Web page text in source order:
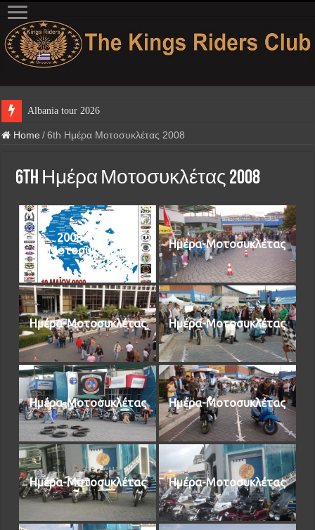
Albania tour 2026
Home / 6th Ημέρα Μοτοσυκλέτας 2008
6th Ημέρα Μοτοσυκλέτας 2008
2008 Ημέρα
Μοτοσυκλέτας
Ημέρα-Μοτοσυκλέτας
Ημέρα-Μοτοσυκλέτας Ημέρα-Μοτοσυκλέτας
Ημέρα-Μοτοσυκλέτας Ημέρα-Μοτοσυκλέτας
Ημέρα-Μοτοσυκλέτας Ημέρα-Μοτοσυκλέτας